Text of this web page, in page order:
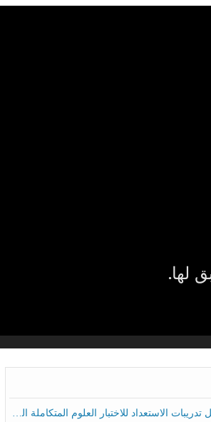
الاستعداد للاختبار العلوم المتكاملة الصف الخامس عام الفصل الثالث